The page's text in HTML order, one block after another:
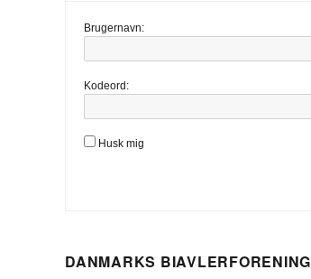
Brugernavn:
Kodeord:
Husk mig
DANMARKS BIAVLERFORENING